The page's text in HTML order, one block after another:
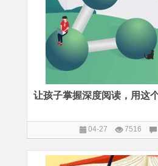
让孩子掌握深度阅读，用这
04-27 7516